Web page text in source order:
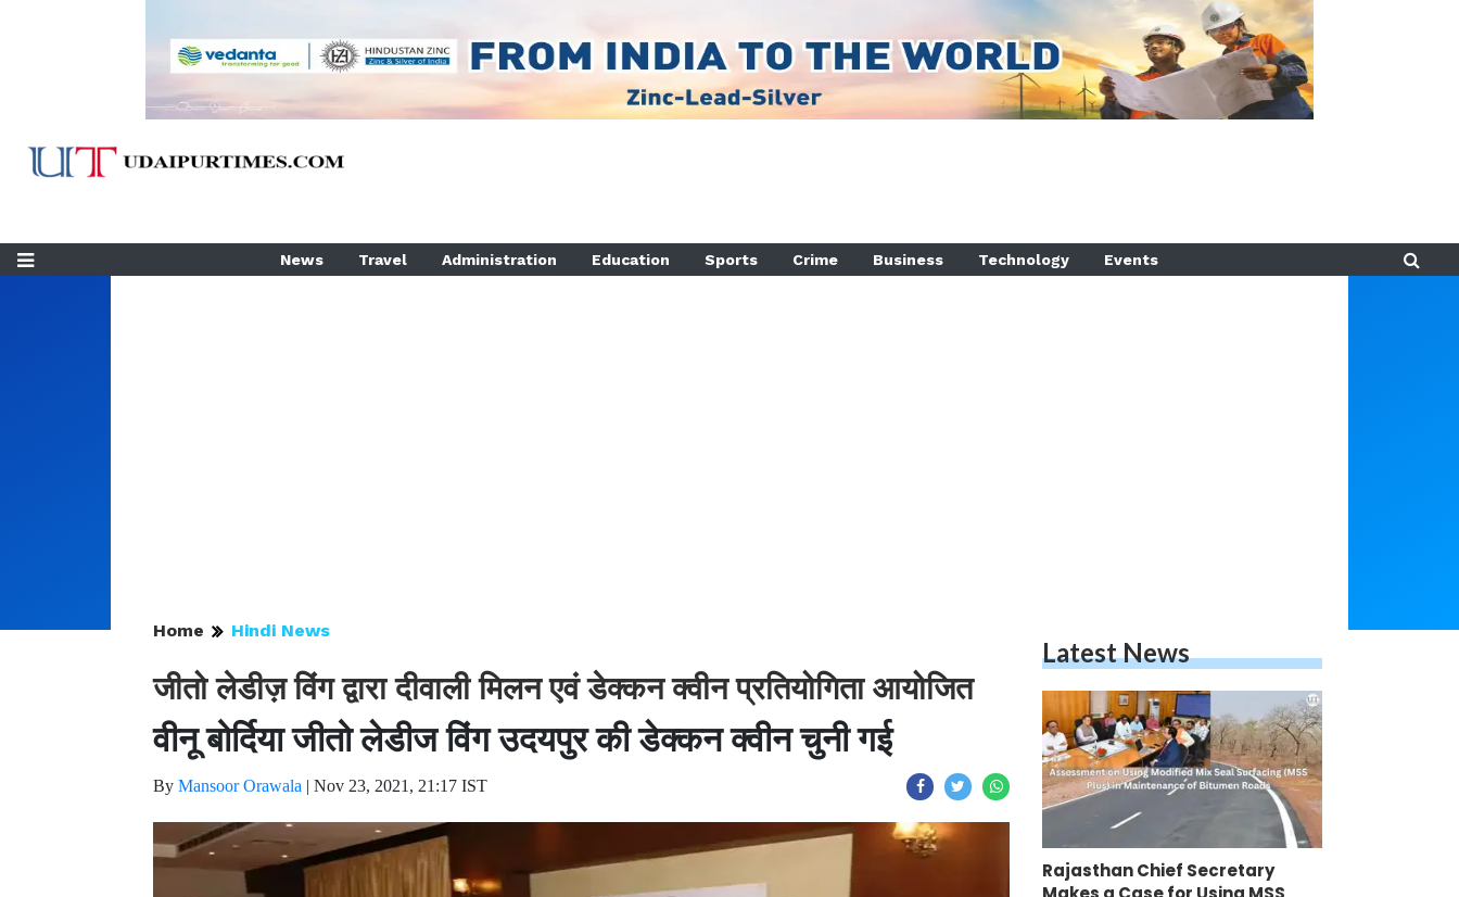
News Travel Administration Education Sports Crime Business Technology Events
Home Hindi News
जीतो लेडीज़ विंग द्वारा दीवाली मिलन एवं डेक्कन क्वीन प्रतियोगिता आयोजित
वीनू बोर्दिया जीतो लेडीज विंग उदयपुर की डेक्कन क्वीन चुनी गई
By Mansoor Orawala | Nov 23, 2021, 21:17 IST
Latest News
Rajasthan Chief Secretary